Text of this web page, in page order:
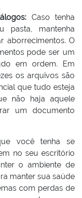
Caso tenha
pasta, mantenha
aborrecimentos. O
pode ser um
em ordem. Em
os arquivos são
que tudo esteja
não haja aquele
um documento
você tenha se
no seu escritório
o ambiente de
manter sua saúde
com perdas de